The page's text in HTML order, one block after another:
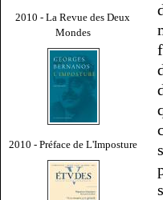
2010 - La Revue des Deux
Mondes
2010 - Préface de L'Imposture